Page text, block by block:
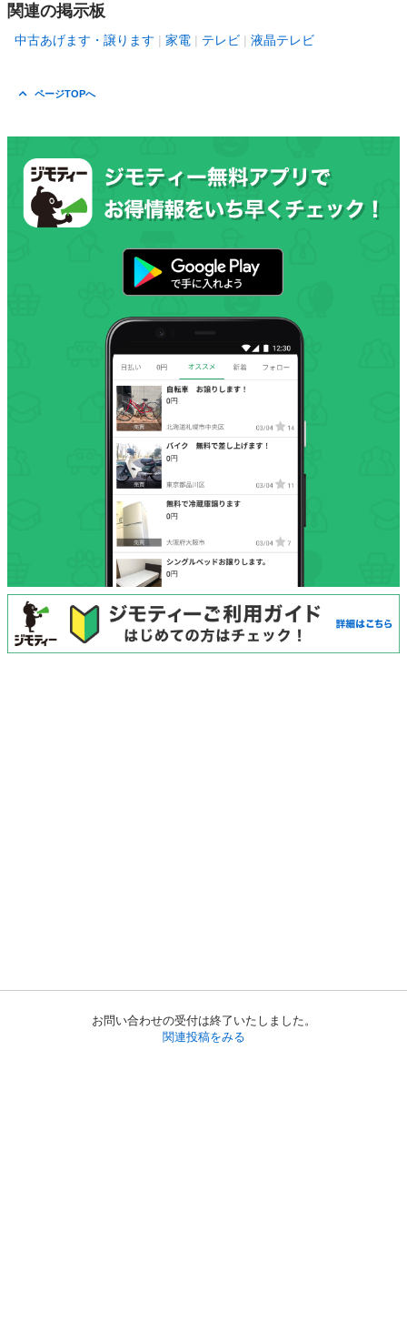
お問い合わせの受付は終了いたしました。
関連投稿をみる
関連の掲示板
中古あげます・譲ります 家電 テレビ 液晶テレビ
ページTOPへ